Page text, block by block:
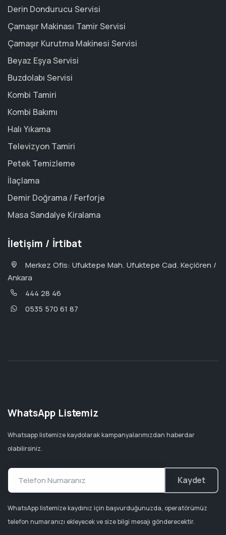
Derin Dondurucu Servisi
Çamaşır Makinası Tamir Servisi
Çamaşır Kurutma Makinesi Servisi
Beyaz Eşya Servisi
Buzdolabı Servisi
Kombi Tamiri
Kombi Bakımı
Halı Yıkama
Televizyon Tamiri
Petek Temizleme
İlaçlama
Demir Doğrama / Ferforje
Masa Sandalye Kiralama
İletişim / İrtibat
Merkez Ofis: Ufuktepe Mah. Ufuktepe Cad. Keçiören /
Ankara
444 28 46
0535 570 61 87
WhatsApp Listemiz
Whatsapp listemize kaydolarak kampanyalarımızdan haberdar
olabilirsiniz.
Kaydet
WhatsApp listemize kaydınız için başvurduğunuzda, operatörümüz
telefon numaranızı ekleyecek ve size bilgi mesajı gönderecektir.